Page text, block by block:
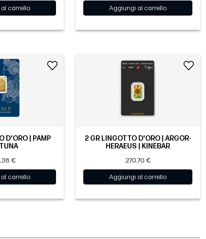
carrello
Aggiungi al carrello
D'ORO | PAMP
€
carrello
2 GR LINGOTTO D'ORO | ARGOR-
HERAEUS | KINEBAR
270,70 €
Aggiungi al carrello